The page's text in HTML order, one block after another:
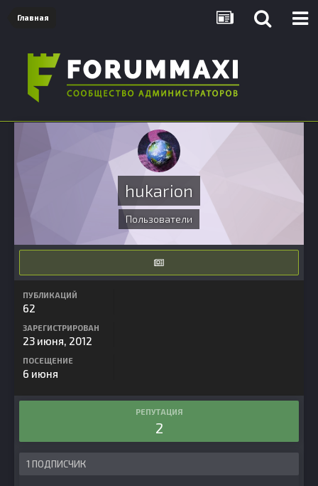
Главная
hukarion
Пользователи
ПУБЛИКАЦИЙ
62
ЗАРЕГИСТРИРОВАН
23 июня, 2012
ПОСЕЩЕНИЕ
6 июня
РЕПУТАЦИЯ
2
1 ПОДПИСЧИК